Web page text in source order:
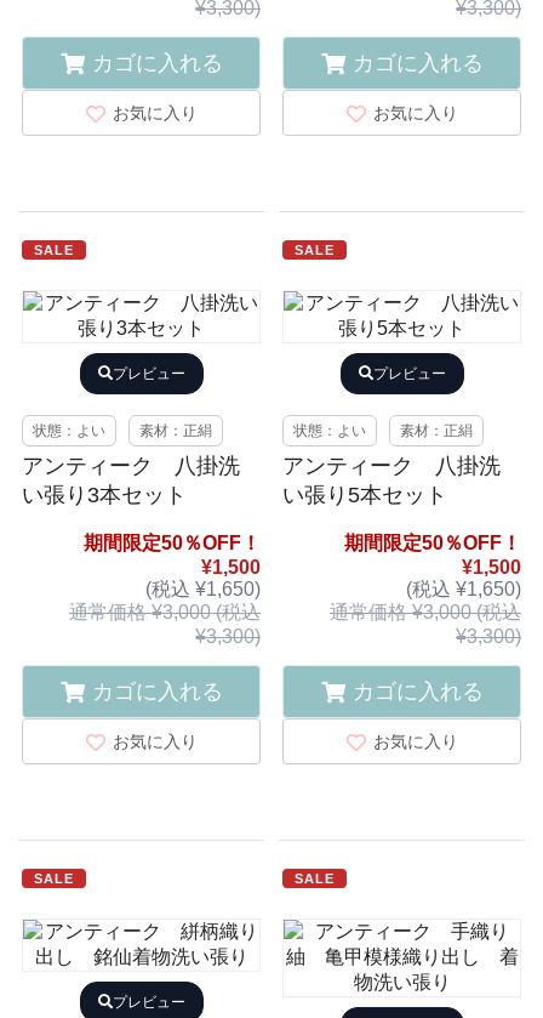
¥3,300)
カゴに入れる
お気に入り
¥3,300)
カゴに入れる
お気に入り
SALE
プレビュー
状態：よい 素材：正絹
アンティーク 八掛洗
い張り3本セット
期間限定50％OFF！
¥1,500
(税込 ¥1,650)
通常価格 ¥3,000 (税込
¥3,300)
カゴに入れる
お気に入り
SALE
プレビュー
状態：よい 素材：正絹
アンティーク 八掛洗
い張り5本セット
期間限定50％OFF！
¥1,500
(税込 ¥1,650)
通常価格 ¥3,000 (税込
¥3,300)
カゴに入れる
お気に入り
SALE
プレビュー
SALE